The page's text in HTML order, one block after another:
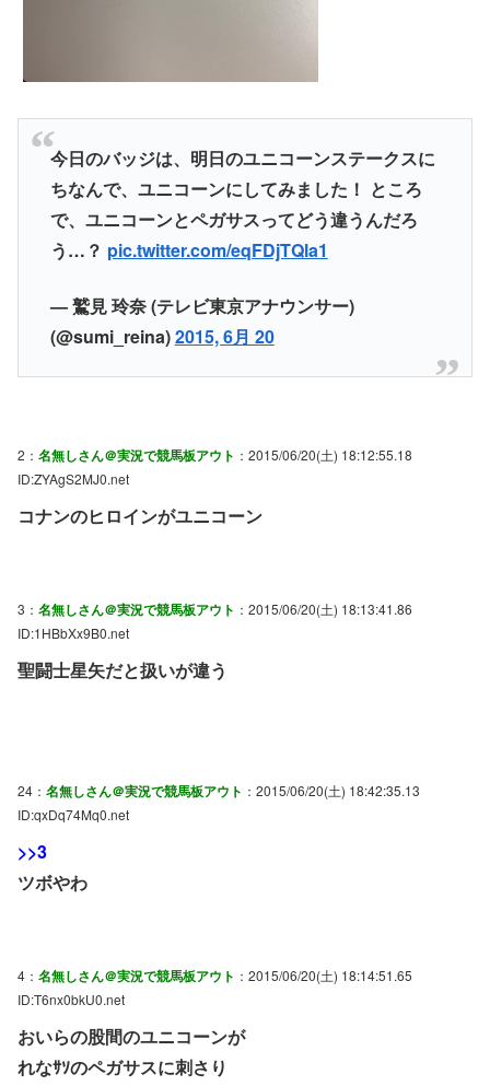
今日のバッジは、明日のユニコーンステークスに
ちなんで、ユニコーンにしてみました！ ところ
で、ユニコーンとペガサスってどう違うんだろ
う…？ pic.twitter.com/eqFDjTQla1
— 鷲見 玲奈 (テレビ東京アナウンサー)
(@sumi_reina)2015, 6月 20
2： 名無しさん＠実況で競馬板アウト ：2015/06/20(土) 18:12:55.18
ID:ZYAgS2MJ0.net
コナンのヒロインがユニコーン
3： 名無しさん＠実況で競馬板アウト ：2015/06/20(土) 18:13:41.86
ID:1HBbXx9B0.net
聖闘士星矢だと扱いが違う
24： 名無しさん＠実況で競馬板アウト ：2015/06/20(土) 18:42:35.13
ID:qxDq74Mq0.net
>>3
ツボやわ
4： 名無しさん＠実況で競馬板アウト ：2015/06/20(土) 18:14:51.65
ID:T6nx0bkU0.net
おいらの股間のユニコーンが
れなｻｿのペガサスに刺さり